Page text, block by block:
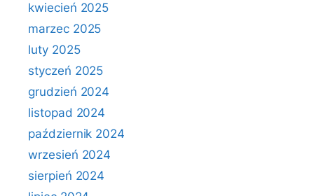
kwiecień 2025
marzec 2025
luty 2025
styczeń 2025
grudzień 2024
listopad 2024
październik 2024
wrzesień 2024
sierpień 2024